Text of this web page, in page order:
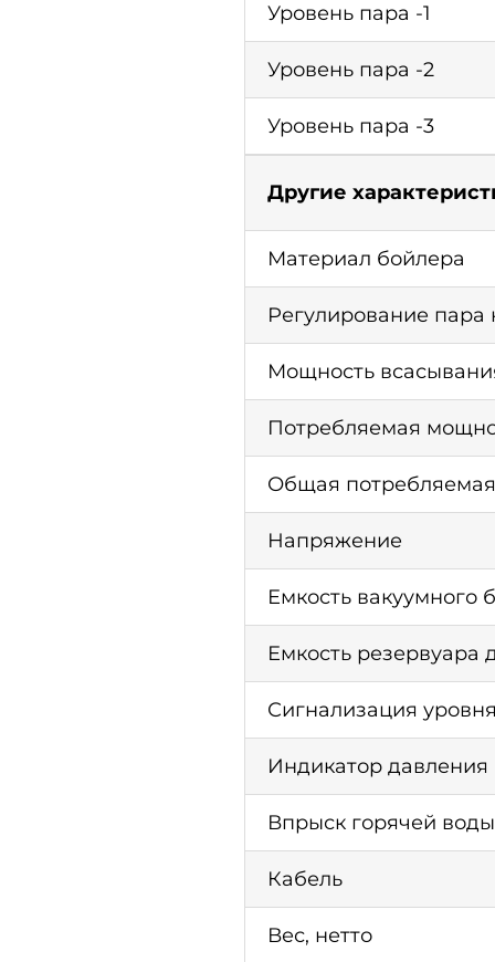
Уровень пара -1
Уровень пара -2
Уровень пара -3
Другие
Материал бойлера
Регулирование
Мощность
Потребляемая
Общая
Напряжение
Емкость вакуумного
Емкость резервуара
Сигнализация
Индикатор давления
Впрыск горячей
Кабель
Вес, нетто